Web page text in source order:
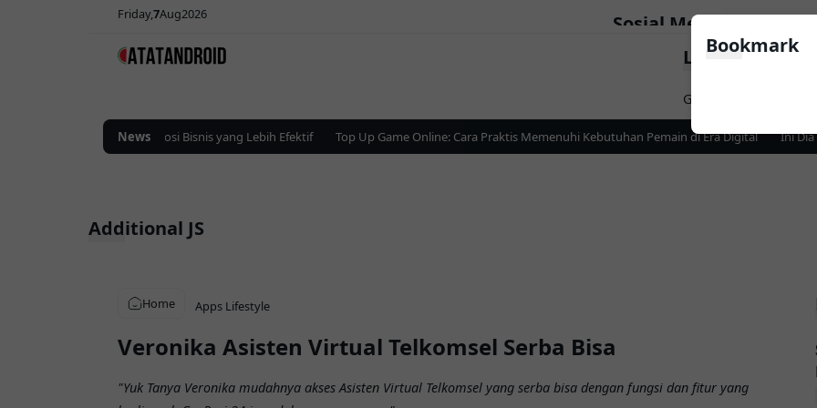
Friday7Aug2026 Sosial Media
LinkList Nav
Game
News
Iklan Digital untuk Promosi Bisnis yang Lebih Efektif Top Up Game Online: Cara Praktis Memenuhi Kebutuhan Pemain di Era Digital Ini Dia
Home Apps Lifestyle
Veronika Asisten Virtual Telkomsel Serba Bisa
"Yuk Tanya Veronika mudahnya akses Asisten Virtual Telkomsel yang serba bisa dengan fungsi dan fitur yang
Bookmark
Additional JS